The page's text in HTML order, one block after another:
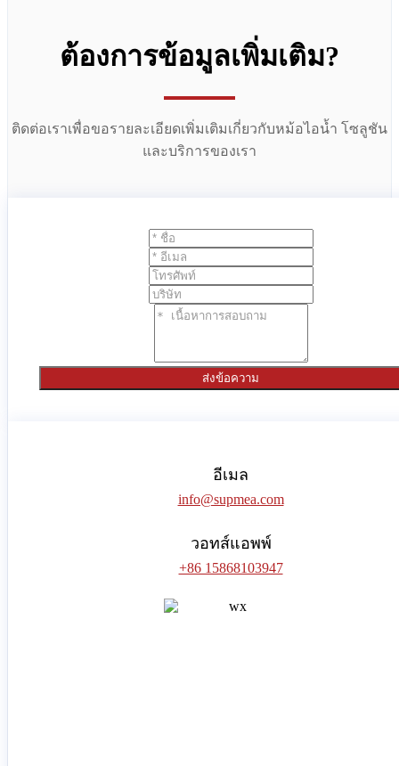
ต้องการข้อมูลเพิ่มเติม?
ติดต่อเราเพื่อขอรายละเอียดเพิ่มเติมเกี่ยวกับหม้อไอน้ำ โซลูชัน
และบริการของเรา
ส่งข้อความ
อีเมล
info@supmea.com
วอทส์แอพพ์
+86 15868103947